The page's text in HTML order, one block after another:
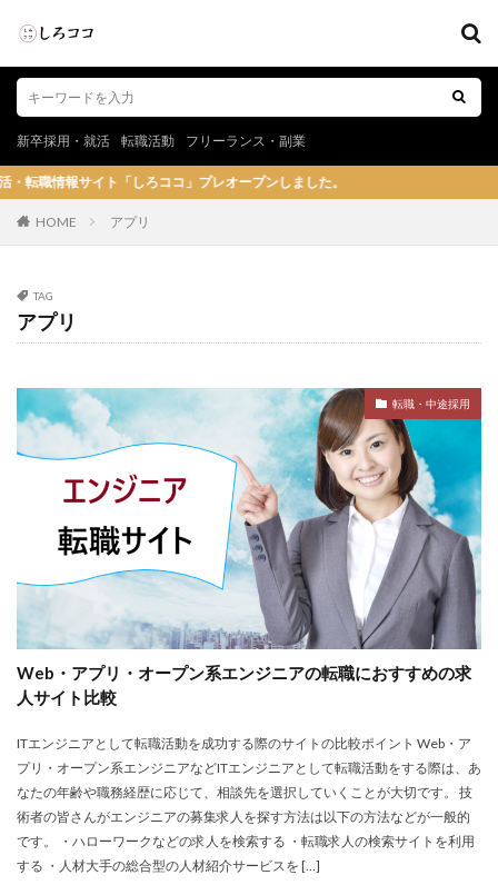
新卒採用・就活 転職活動 フリーランス・副業
イト「しろココ」プレオープンしました。
HOME アプリ
TAG
アプリ
転職・中途採用
Web・アプリ・オープン系エンジニアの転職におすすめの求
人サイト比較
ITエンジニアとして転職活動を成功する際のサイトの比較ポイント Web・ア
プリ・オープン系エンジニアなどITエンジニアとして転職活動をする際は、あ
なたの年齢や職務経歴に応じて、相談先を選択していくことが大切です。 技
術者の皆さんがエンジニアの募集求人を探す方法は以下の方法などが一般的
です。 ・ハローワークなどの求人を検索する ・転職求人の検索サイトを利用
する ・人材大手の総合型の人材紹介サービスを […]